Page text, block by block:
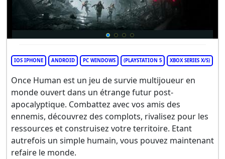
IOS IPHONE ANDROID PC WINDOWS (PLAYSTATION 5 XBOX SERIES X/S)
Once Human est un jeu de survie multijoueur en
monde ouvert dans un étrange futur post-
apocalyptique. Combattez avec vos amis des
ennemis, découvrez des complots, rivalisez pour les
ressources et construisez votre territoire. Etant
autrefois un simple humain, vous pouvez maintenant
refaire le monde.